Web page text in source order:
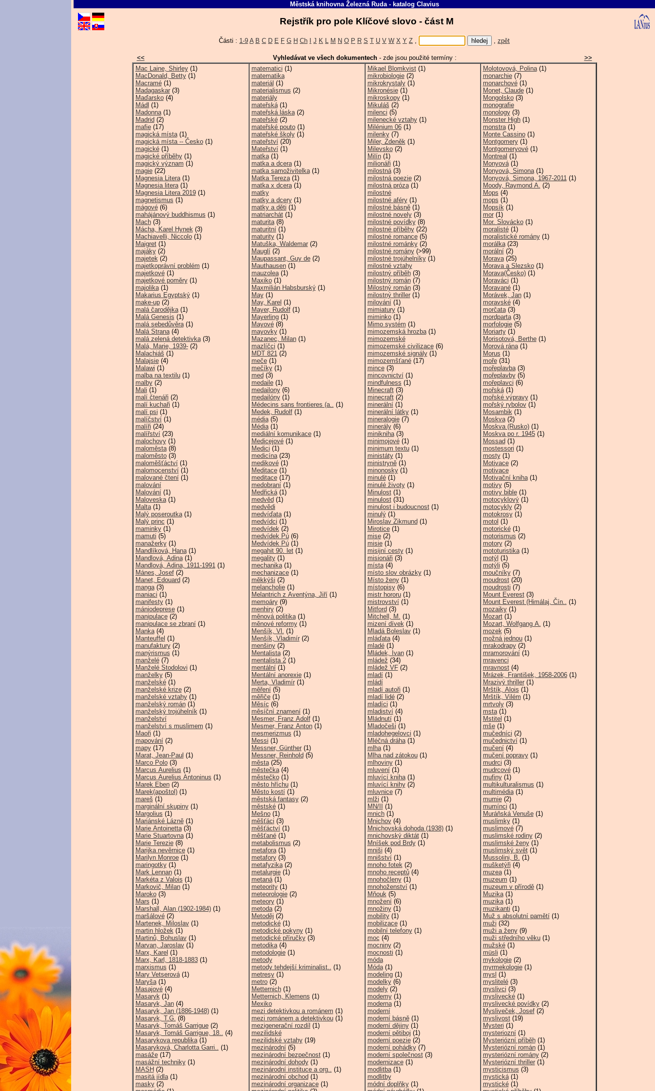
Městská knihovna Železná Ruda- katalog Clavius
Rejstřík pro pole Klíčové slovo - část M
Části : 1-9 A B C D E F G H Ch J K L M N O P R S T U V W X Y Z , , zpět
<< Vyhledávat ve všech dokumentech- zde jsou použité termíny :
>>
Mac Laine, Shirley(1)
MacDonald, Betty(1)
Macramé(1)
Madagaskar(3)
Maďarsko(4)
Mádl (1)
Madonna(1)
Madrid (2)
mafie(17)
magická místa(1)
magická místa -- Česko(1)
magické(1)
magické příběhy(1)
magický význam (1)
magie(22)
Magnesia Litera(1)
Magnesia litera(1)
Magnesia Litera 2019(1)
magnetismus (1)
mágové(6)
mahájánový buddhismus (1)
Mach(3)
Mácha, Karel Hynek(3)
Machiavelli, Niccolo(1)
Maigret(1)
majáky(2)
majetek(2)
majetkoprávní problém (1)
majetkové(1)
majetkové poměry(1)
majolika(1)
Makarius Egyptský(1)
make-up(2)
malá čarodějka(1)
Malá Genesis (1)
malá sebedůvěra(1)
Malá Strana(4)
malá zelená detektivka(3)
Malá, Marie, 1939-(2)
Malachiáš (1)
Malajsie(4)
Malawi (1)
malba na textilu(1)
malby(2)
Mali (1)
malí čtenáři (2)
malí kuchaři (1)
malí psi (1)
malíčství(1)
malíři (24)
malířství(23)
malochovy(1)
maloměsta(8)
maloměsto(3)
maloměšťáctví(1)
malomocenství(1)
malované čtení(1)
malování
Malování(1)
Maloveska(1)
Malta(1)
Malý poseroutka(1)
Malý princ (1)
maminky(1)
mamuti (5)
manažerky(1)
Mandlíková, Hana(1)
Mandlová, Adina(1)
Mandlová, Adina, 1911-1991(1)
Mánes, Josef(2)
Manet, Edouard (2)
manga(3)
maniaci (1)
manifesty(1)
mániodeprese(1)
manipulace(2)
manipulace se zbraní(1)
Manka(4)
Manteuffel (1)
manufaktury(2)
manýrismus (1)
manželé(7)
Manželé Stodolovi (1)
manželky(5)
manželské(1)
manželské krize(2)
manželské vztahy(1)
manželský román(1)
manželský trojúhelník(1)
manželství
manželství s muslimem (1)
Maoři (1)
mapování(2)
mapy(17)
Marat, Jean-Paul (1)
Marco Polo(3)
Marcus Aurelius (1)
Marcus Aurelius Antoninus (1)
Marek Eben(2)
Marek(apoštol)(1)
mareš (1)
marginální skupiny(1)
Margolius (1)
Mariánské Lázně(1)
Marie Antoinetta(3)
Marie Stuartovna(1)
Marie Terezie(8)
Marijka nevěrnice(1)
Marilyn Monroe(1)
maringotky(1)
Mark Lennan(1)
Markéta z Valois (1)
Markovič, Milan(1)
Maroko(3)
Mars (1)
Marshall, Alan (1902-1984)(1)
maršálové(2)
Martenek, Miloslav(1)
martin hložek(1)
Martinů, Bohuslav(1)
Marvan, Jaroslav(1)
Marx, Karel (1)
Marx, Karl, 1818-1883(1)
marxismus (1)
Mary Vetserová(1)
Maryša(1)
Masajové(4)
Masaryk(1)
Masaryk, Jan(4)
Masaryk, Jan (1886-1948)(1)
Masaryk, T.G. (8)
Masaryk, Tomáš Garrigue(2)
Masaryk, Tomáš Garrigue, 18.. (4)
Masarykova republika(1)
Masaryková, Charlotta Garri.. (1)
masáže(17)
masážní techniky(1)
MASH (2)
masitá jídla(1)
masky(2)
matematici (1)
matematika
materiál (1)
materialismus (2)
materiály
mateřská(1)
mateřská láska(2)
mateřské(2)
mateřské pouto(1)
mateřské školy(1)
mateřství(20)
Mateřství(1)
matka(1)
matka a dcera(1)
matka samoživitelka(1)
Matka Tereza(1)
matka x dcera(1)
matky
matky a dcery(1)
matky a děti (1)
matriarchát(1)
maturita(8)
maturitní(1)
maturity(1)
Matuška, Waldemar(2)
Mauglí(2)
Maupassant, Guy de(2)
Mauthausen(1)
mauzolea(1)
Maxiko(1)
Maxmilián Habsburský(1)
May(1)
May, Karel (1)
Mayer, Rudolf(1)
Mayerling(1)
Mayové(8)
mayovky(1)
Mazanec, Milan(1)
mazlíčci (1)
MDT 821(2)
meče(1)
mečíky(1)
med (3)
medaile(1)
medailony(6)
medailóny(1)
Médecins sans frontieres (a.. (1)
Medek, Rudolf(1)
média(5)
Média(1)
mediální komunikace(1)
Medicejové(1)
Medici (1)
medicína(23)
medikové(1)
Meditace(1)
meditace(17)
medobraní(1)
Medřická(1)
medvěd (1)
medvědi
medvíďata(1)
medvídci (1)
medvídek(2)
medvídek Pú(6)
Medvídek Pú(1)
megahit 90. let(1)
megality(1)
mechanika(1)
mechanizace(1)
měkkýši (2)
melancholie(1)
Melantrich z Aventýna, Jiří(1)
memoáry(9)
menhiry(2)
měnová politika(1)
měnové reformy(1)
Menšík, Vl. (1)
Menšík, Vladimír(2)
menšiny(2)
Mentalista(2)
mentalista 2(1)
mentální(1)
Mentální anorexie(1)
Merta, Vladimír(1)
měření(5)
měřiče(1)
Měsíc (6)
měsíční znamení(1)
Mesmer, Franz Adolf(1)
Mesmer, Franz Anton(1)
mesmerizmus (1)
Messi (1)
Messner, Günther(1)
Messner, Reinhold (5)
města(25)
městečka(4)
městečko(1)
město hříchu(1)
Město kostí(1)
městská fantasy(2)
městské(1)
Mešno(1)
měšťáci (3)
měšťáctví(1)
měšťané(1)
metabolismus (2)
metafora(1)
metafory(3)
metafyzika(2)
metalurgie(1)
metaná(1)
meteority(1)
meteorologie(2)
meteory(1)
metoda(2)
Metoděj (2)
metodické(1)
metodické pokyny(1)
metodické příručky(3)
metodika(4)
metodologie(1)
metody
metody tehdejší kriminalist.. (1)
metresy(1)
metro(2)
Metternich(1)
Metternich, Klemens (1)
Mexiko
mezi detektivkou a románem (1)
mezi románem a detektivkou(1)
mezigenerační rozdíl (1)
mezilidské
mezilidské vztahy(19)
mezinárodní(5)
mezinárodní bezpečnost(1)
mezinárodní dohody(1)
mezinárodní instituce a org.. (1)
mezinárodní obchod (1)
mezinárodní organizace(1)
Mikael Blomkvist(1)
mikrobiologie(2)
mikrokrystaly(1)
Mikronésie(1)
mikroskopy(1)
Mikuláš (2)
milenci (5)
milenecké vztahy(1)
Milénium 06(1)
milenky(7)
Miler, Zdeněk(1)
Milevsko(2)
Milín(1)
milionáři (1)
milostná(3)
milostná poezie(2)
milostná próza(1)
milostné
milostné aféry(1)
milostné básně(1)
milostné novely(3)
milostné povídky(8)
milostné příběhy(22)
milostné romance(5)
milostné románky(2)
milostné romány(>99)
milostné trojúhelníky(1)
milostné vztahy
milostný příběh(3)
milostný román(7)
Milostný román(3)
milostný thriller(1)
milování(1)
mimiatury(1)
miminko(1)
Mimo systém (1)
mimozemská hrozba(1)
mimozemské
mimozemské civilizace(6)
mimozemské signály(1)
mimozemšťané(17)
mince(3)
mincovnictví(1)
mindfulness (1)
Minecraft(3)
minecraft(2)
minerální(1)
minerální látky(1)
mineralogie(7)
minerály(6)
minikniha(3)
minimojové(1)
minimum textu(1)
ministáty(1)
ministryně(1)
minonosky(1)
minulé(1)
minulé životy(1)
Minulost(1)
minulost(31)
minulost i budoucnost(1)
minulý(1)
Miroslav Zikmund (1)
Mirotice(1)
mise(2)
misie(1)
misijní cesty(1)
misionáři (3)
místa(4)
místo slov obrázky(1)
Místo ženy(1)
místopisy(6)
mistr hororu(1)
mistrovství(1)
Mitford (3)
Mitchell, M. (1)
mizení dívek(1)
Mladá Boleslav(1)
mláďata(4)
mladé(1)
Mládek, Ivan(1)
mládež (34)
mládež VF(2)
mladí(1)
mládí
mladí autoři (1)
mladí lidé(2)
mladíci (1)
mladiství(4)
Mládnutí(1)
Mladočeši (1)
mladohegelovci (1)
Mléčná dráha(1)
mlha(1)
Mlha nad zátokou(1)
mlhoviny(1)
mluvení(1)
mluvící kniha(1)
mluvící knihy(2)
mluvnice(7)
mlži (1)
MN/II
(1)
mnich(1)
Mnichov(4)
Mnichovská dohoda (1938)(1)
mnichovský diktát(1)
Mníšek pod Brdy(1)
mniši (4)
mnišství(1)
mnoho fotek(2)
mnoho receptů(4)
mnohočleny(1)
mnohoženství(1)
Mňouk(5)
množení(6)
množiny(1)
mobility(1)
mobilizace(1)
mobilní telefony(1)
moc (4)
mocniny(2)
mocnosti (1)
móda
Móda(1)
modeling(1)
modelky(6)
modely(2)
modemy(1)
moderna(1)
moderní
moderní básně(1)
moderní dějiny(1)
moderní pětiboj (1)
moderní poezie(2)
moderní pohádky(7)
moderní společnost(3)
modernizace(1)
modlitba(1)
modlitby
módní doplňky(1)
Molotovová, Polina(1)
monarchie(7)
monarchové(1)
Monet, Claude(1)
Mongolsko(3)
monografie
monology(3)
Monster High(1)
monstra(1)
Monte Cassino(1)
Montgomery(1)
Montgomeryové(1)
Montreal (1)
Monyová(1)
Monyová, Simona(1)
Monyová, Simona, 1967-2011(1)
Moody, Raymond A. (2)
Mops (4)
mops (1)
Mopsík(1)
mor(1)
Mor. Slovácko(1)
moralisté(1)
moralistické romány(1)
morálka(23)
morální(2)
Morava(25)
Morava a Slezsko(1)
Morava(Česko)(1)
Moraváci (1)
Moravané(1)
Morávek, Jan(1)
moravské(4)
morčata(3)
mordparta(3)
morfologie(5)
Moriarty(1)
Morisotová, Berthe(1)
Morová rána(1)
Morus (1)
moře(31)
mořeplavba(3)
mořeplavby(5)
mořeplavci (6)
mořská(1)
mořské výpravy(1)
mořský rybolov(1)
Mosambik(1)
Moskva(2)
Moskva (Rusko)(1)
Moskva po r. 1945(1)
Mossad (1)
mostessori (1)
mosty(1)
Motivace(2)
motivace
Motivační kniha(1)
motivy(5)
motivy bible(1)
motocyklový(1)
motocykly(2)
motokrosy(1)
motol (1)
motorické(1)
motorismus (2)
motory(2)
mototuristika(1)
motýl (1)
motýli (5)
moučníky(7)
moudrost(20)
moudrosti (7)
Mount Everest(3)
Mount Everest (Himálaj, Čín.. (1)
mozaiky(1)
Mozart(1)
Mozart, Wolfgang A. (1)
mozek(5)
možná jednou(1)
mrakodrapy(2)
mramorování(1)
mravenci
mravnost(4)
Mrázek, František, 1958-2006(1)
Mrazivý thriller(1)
Mrštík, Alois (1)
Mrštík, Vilém (1)
mrtvoly(3)
msta(1)
Mstitel (1)
mše(1)
mučedníci (2)
mučednictví(1)
mučení(4)
mučení popravy(1)
mudrci (3)
mudrcové(1)
mufiny(1)
multikulturalismus (1)
multimédia(1)
mumie(2)
mumínci (1)
Muráňská Venuše(1)
muslimky(1)
muslimové(7)
muslimské rodiny(2)
muslimské ženy(1)
muslimský svět(1)
Mussolini, B. (1)
mušketýři (4)
muzea(1)
muzeum (1)
muzeum v přírodě(1)
Muzika(1)
muzika(1)
muzikanti (1)
Muž s absolutní pamětí(1)
muži (32)
muži a ženy(9)
muži středního věku(1)
mužské(1)
müsli (1)
mykologie(2)
myrmekologie(1)
mysl (1)
myslitelé(3)
myslivci (3)
myslivecké(1)
myslivecké povídky(2)
Mysliveček, Josef(2)
myslivost(19)
Mysteri (1)
mysteriozní(1)
Mysteriózní příběh(1)
Mysteriózní román(1)
mysteriózní romány(2)
Mysteriózní thriller(1)
mysticismus (3)
mystická(1)
mystické(1)